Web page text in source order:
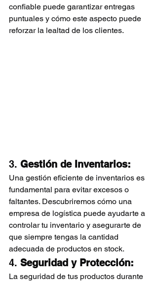
confiable puede garantizar entregas
puntuales y cómo este aspecto puede
reforzar la lealtad de los clientes.
3. Gestión de Inventarios:
Una gestión eficiente de inventarios es
fundamental para evitar excesos o
faltantes. Descubriremos cómo una
empresa de logística puede ayudarte a
controlar tu inventario y asegurarte de
que siempre tengas la cantidad
adecuada de productos en stock.
4. Seguridad y Protección:
La seguridad de tus productos durante